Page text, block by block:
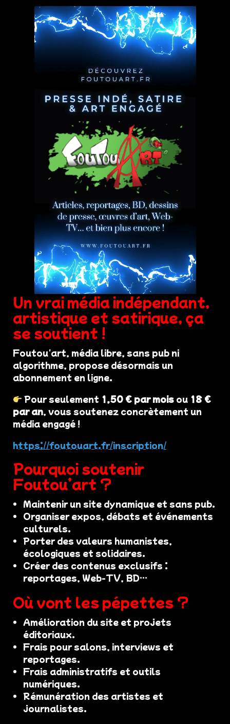
Un vrai média indépendant,
artistique et satirique, ça
se soutient !
Foutou'art, média libre, sans pub ni
algorithme, propose désormais un
abonnement en ligne.
Pour seulement 1,50 € par mois ou 18 €
par an, vous soutenez concrètement un
média engagé !
https://foutouart.fr/inscription/
Pourquoi soutenir
Foutou’art ?
Maintenir un site dynamique et sans pub.
Organiser expos, débats et événements
culturels.
Porter des valeurs humanistes,
écologiques et solidaires.
Créer des contenus exclusifs :
reportages, Web-TV, BD…
Où vont les pépettes ?
Amélioration du site et projets
éditoriaux.
Frais pour salons, interviews et
reportages.
Frais administratifs et outils
numériques.
Rémunération des artistes et
journalistes.